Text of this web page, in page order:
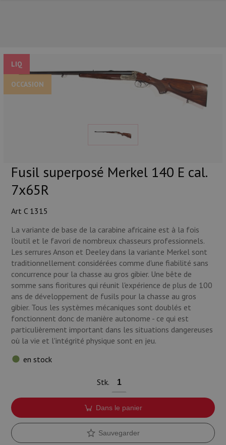
LIQ
OCCASION
Fusil superposé Merkel 140 E cal.
7x65R
Art C 1315
La variante de base de la carabine africaine est à la fois
l'outil et le favori de nombreux chasseurs professionnels.
Les serrures Anson et Deeley dans la variante Merkel sont
traditionnellement considérées comme d'une fiabilité sans
concurrence pour la chasse au gros gibier. Une bête de
somme sans fioritures qui réunit l'expérience de plus de 100
ans de développement de fusils pour la chasse au gros
gibier. Tous les systèmes mécaniques sont doublés et
fonctionnent donc de manière autonome - ce qui est
particulièrement important dans les situations dangereuses
où la vie et l'intégrité physique sont en jeu.
en stock
Stk.
Dans le panier
Sauvegarder
NOS CATÉGORIES PRINCIPALES
Munitions
Armes
Lampes et accessoires